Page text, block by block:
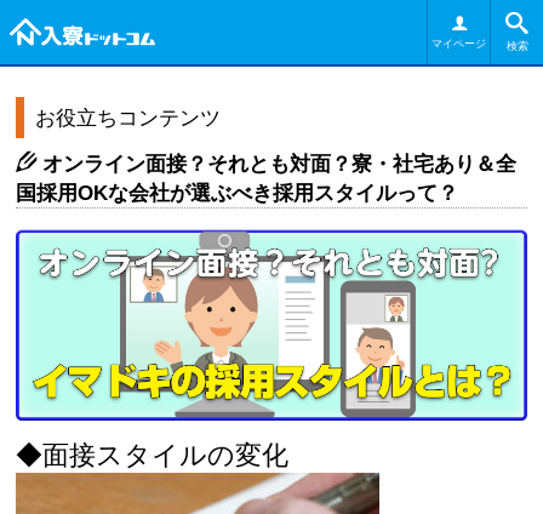
検索
マイページ
お役立ちコンテンツ
オンライン面接？それとも対面？寮・社宅あり＆全
国採用OKな会社が選ぶべき採用スタイルって？
◆面接スタイルの変化